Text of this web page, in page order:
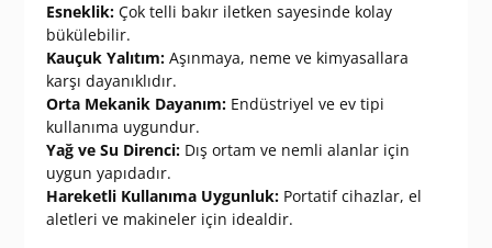
Esneklik:Çok telli bakır iletken sayesinde kolay
bükülebilir.
Kauçuk Yalıtım:Aşınmaya, neme ve kimyasallara
karşı dayanıklıdır.
Orta Mekanik Dayanım:Endüstriyel ve ev tipi
kullanıma uygundur.
Yağ ve Su Direnci:Dış ortam ve nemli alanlar için
uygun yapıdadır.
Hareketli Kullanıma Uygunluk:Portatif cihazlar, el
aletleri ve makineler için idealdir.